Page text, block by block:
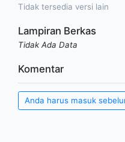
Tidak tersedia versi lain
Lampiran Berkas
Tidak Ada Data
Komentar
Anda harus masuk